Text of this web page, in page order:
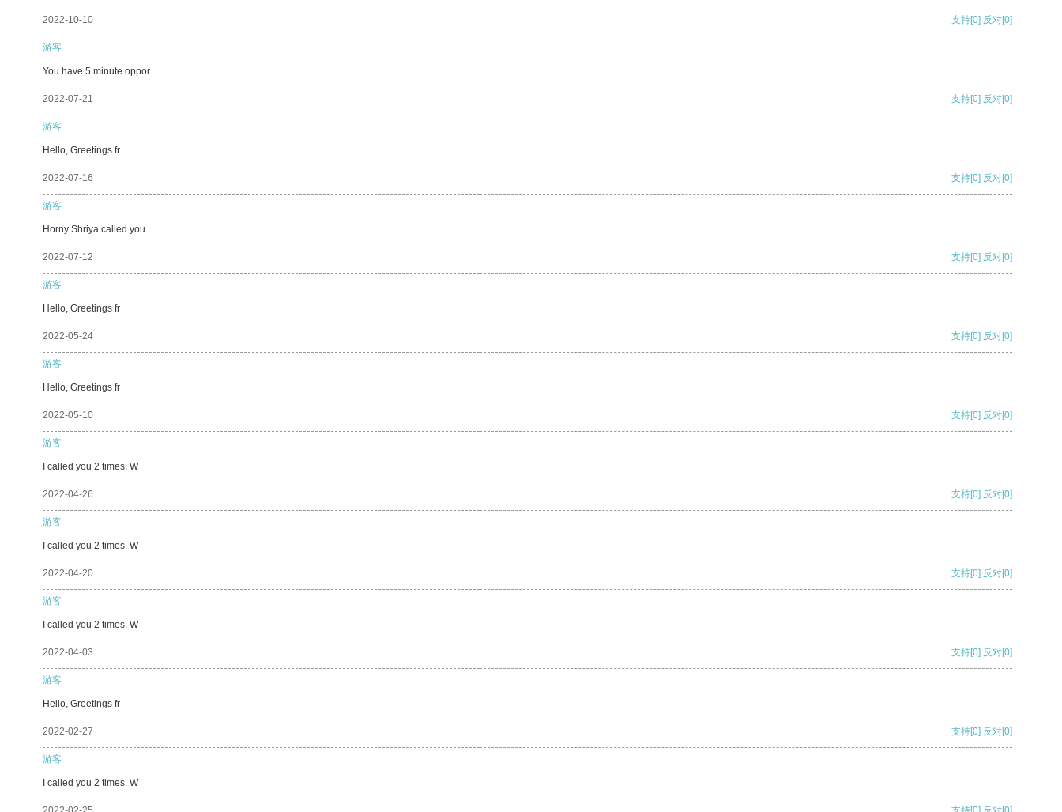
2022-10-10 支持[0] 反对[0]
游客
You have 5 minute oppor
2022-07-21 支持[0] 反对[0]
游客
Hello, Greetings fr
2022-07-16 支持[0] 反对[0]
游客
Horny Shriya called you
2022-07-12 支持[0] 反对[0]
游客
Hello, Greetings fr
2022-05-24 支持[0] 反对[0]
游客
Hello, Greetings fr
2022-05-10 支持[0] 反对[0]
游客
I called you 2 times. W
2022-04-26 支持[0] 反对[0]
游客
I called you 2 times. W
2022-04-20 支持[0] 反对[0]
游客
I called you 2 times. W
2022-04-03 支持[0] 反对[0]
游客
Hello, Greetings fr
2022-02-27 支持[0] 反对[0]
游客
I called you 2 times. W